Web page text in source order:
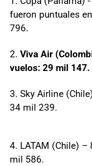
fueron puntuales
796.
2. Viva Air
vuelos: 29 mil 147.
3. Sky Airline
34 mil 239.
4. LATAM (Chile) –
mil 586.